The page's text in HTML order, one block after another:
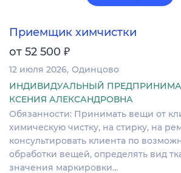
Приемщик химчистки
от 52 500 ₽
12 июля 2026 Одинцово
ИНДИВИДУАЛЬНЫЙ
КСЕНИЯ АЛЕКСАНДРОВНА
Обязанности: Принимать вещи от
химическую чистку, на стирку, на
консультировать клиента по
обработки вещей, определять вид
значения маркировки…